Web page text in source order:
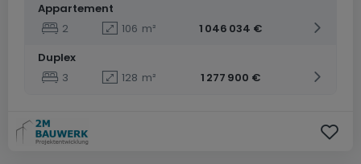
Appartement
2
106 m²
1 046 034 €
Duplex
3
128 m² 1 277 900 €